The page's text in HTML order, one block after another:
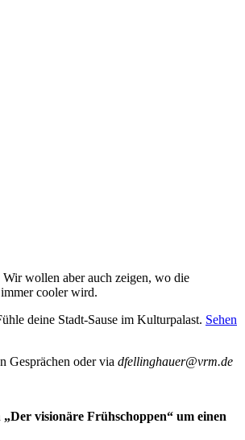
wollen aber auch zeigen, wo die
cooler wird.
deine Stadt-Sause im Kulturpalast. Sehen
Gesprächen oder via dfellinghauer@vrm.de
„Der visionäre Frühschoppen“ um einen